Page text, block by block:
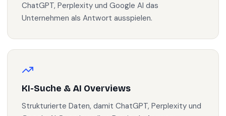
ChatGPT, Perplexity und Google AI das
Unternehmen als Antwort ausspielen.
KI-Suche & AI Overviews
Strukturierte Daten, damit ChatGPT, Perplexity und